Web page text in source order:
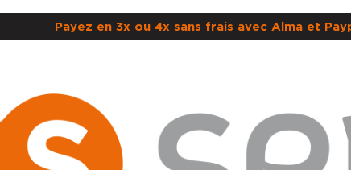
Payez en 3x ou 4x sans frais avec Alma et